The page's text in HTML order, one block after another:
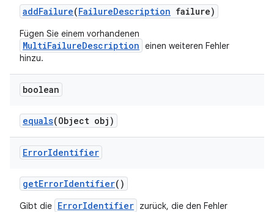
addFailure(FailureDescription failure)
Fügen Sie einem vorhandenen
MultiFailureDescription einen weiteren Fehler
hinzu.
boolean
equals(Object obj)
ErrorIdentifier
getErrorIdentifier()
Gibt die ErrorIdentifier zurück, die den Fehler